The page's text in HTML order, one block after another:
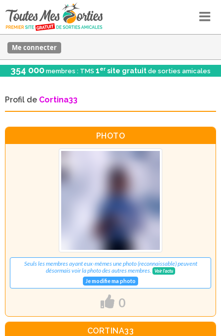
Me connecter
354 000 membres : TMS 1er site gratuit de sorties amicales
Profil de Cortina33
PHOTO
Seuls les membres ayant eux-mêmes une photo (reconnaissable) peuvent
désormais voir la photo des autres membres.
Voir l'actu
Je modifie ma photo
0
CORTINA33